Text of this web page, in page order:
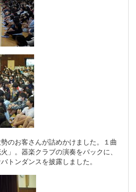
のお客さんが詰めかけました。１曲
」。器楽クラブの演奏をバックに、
トンダンスを披露しました。